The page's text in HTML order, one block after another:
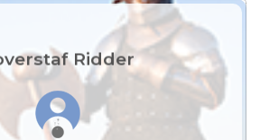
Ridder